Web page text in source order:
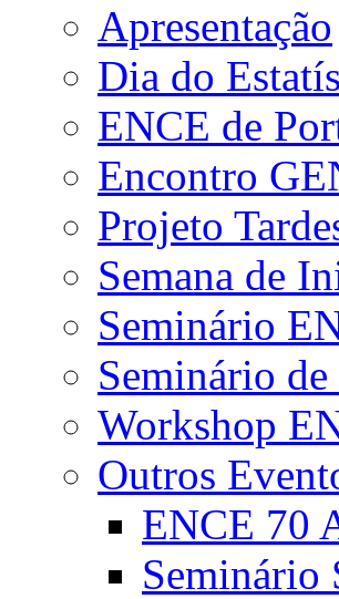
Apresentação
Dia do
ENCE de
Encontro
Projeto
Semana de
Seminário
Seminário
Workshop
Outros
ENCE 70
Seminário